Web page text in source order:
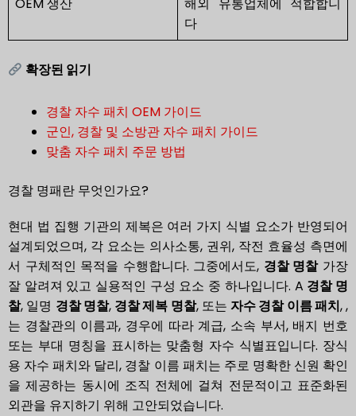
OEM 생산
해외 유통업체에 적합합니
다
확장된 읽기
경찰 자수 패치 OEM 가이드
군인, 경찰 및 소방관 자수 패치 가이드
맞춤 자수 패치 주문 방법
경찰 명패란 무엇인가요?
현대 법 집행 기관의 제복은 여러 가지 식별 요소가 반영되어
설계되었으며, 각 요소는 의사소통, 권위, 작전 효율성 측면에
서 구체적인 목적을 수행합니다. 그중에서도, 경찰 명찰가장
잘 알려져 있고 실용적인 구성 요소 중 하나입니다. A 경찰 명
찰, 일명 경찰 명찰, 경찰 제복 명찰, 또는 자수 경찰 이름 패치, ,
는 경찰관의 이름과, 경우에 따라 계급, 소속 부서, 배지 번호
또는 부대 명칭을 표시하는 맞춤형 자수 식별표입니다. 장식
용 자수 패치와 달리, 경찰 이름 패치는 주로 명확한 신원 확인
을 제공하는 동시에 조직 전체에 걸쳐 전문적이고 표준화된
외관을 유지하기 위해 고안되었습니다.